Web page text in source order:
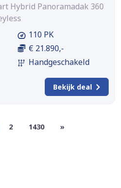
Hybrid Panoramadak 360
110 PK
€ 21.890,-
Handgeschakeld
Bekijk deal
2 1430 »